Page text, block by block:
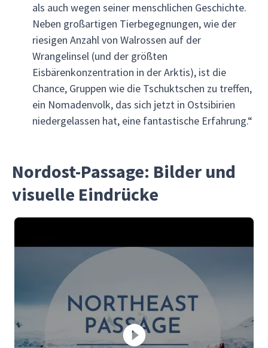
als auch wegen seiner menschlichen Geschichte.
Neben großartigen Tierbegegnungen, wie der
riesigen Anzahl von Walrossen auf der
Wrangelinsel (und der größten
Eisbärenkonzentration in der Arktis), ist die
Chance, Gruppen wie die Tschuktschen zu treffen,
ein Nomadenvolk, das sich jetzt in Ostsibirien
niedergelassen hat, eine fantastische Erfahrung.“
Nordost-Passage: Bilder und
visuelle Eindrücke